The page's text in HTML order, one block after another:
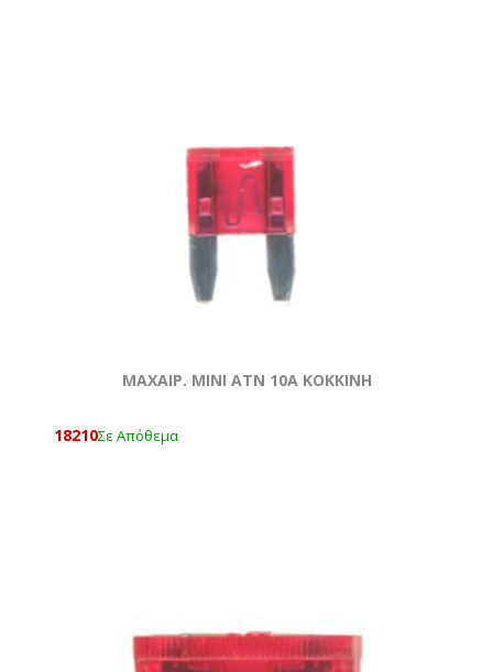
ΜΑΧΑΙΡ. ΜΙΝΙ ATN 10Α ΚΟΚΚΙΝΗ
18210Σε Απόθεμα